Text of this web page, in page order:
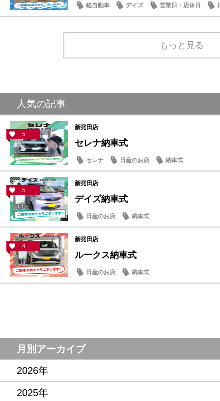
軽自動車 デイズ 営業日・店休日
もっと見る
人気の記事
5
新発田店
セレナ納車式
セレナ 日産のお店 納車式
5
新発田店
デイズ納車式
日産のお店 納車式
4
新発田店
ルークス納車式
日産のお店 納車式
月別アーカイブ
2026年
2025年